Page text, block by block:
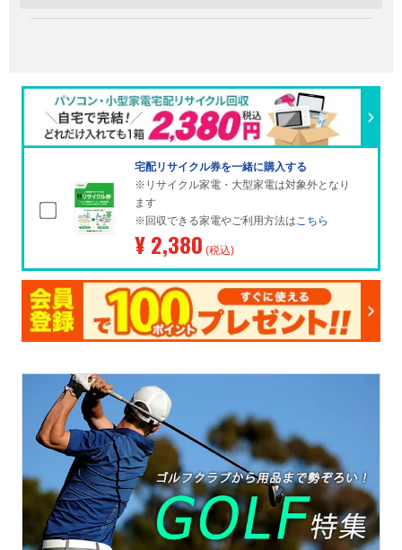
宅配リサイクル券を一緒に購入する
※リサイクル家電・大型家電は対象外となり
ます
※回収できる家電やご利用方法はこちら
¥ 2,380 (税込)